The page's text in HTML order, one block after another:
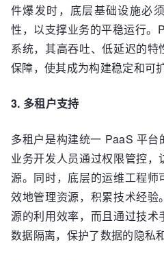
件爆发时，底层基础设施必
性，以支撑业务的平稳运行。
系统，其高吞吐、低延迟的
保障，使其成为构建稳定和可
3. 多租户支持
多租户是构建统一 PaaS 平
业务开发人员通过权限管控
源。同时，底层的运维工程
效地管理资源，积累技术经
源的利用效率，而且通过技
数据隔离，保护了数据的隐私